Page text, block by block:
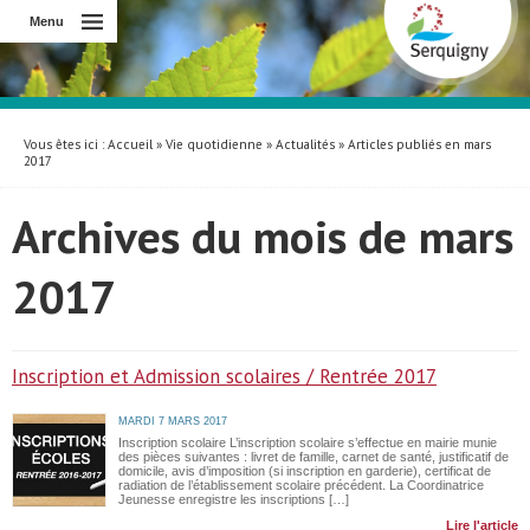
Menu
Vous êtes ici :Accueil» Vie quotidienne » Actualités » Articles publiés en mars
2017
Archives du mois de mars
2017
Inscription et Admission scolaires / Rentrée 2017
MARDI 7 MARS 2017
Inscription scolaire L’inscription scolaire s’effectue en mairie munie
des pièces suivantes : livret de famille, carnet de santé, justificatif de
domicile, avis d’imposition (si inscription en garderie), certificat de
radiation de l’établissement scolaire précédent. La Coordinatrice
Jeunesse enregistre les inscriptions […]
Lire l'article